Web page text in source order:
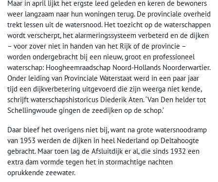
Maar in april lijkt het ergste leed geleden en keren de bewoners
weer langzaam naar hun woningen terug. De provinciale overheid
trekt lessen uit de watersnood. Het toezicht op de waterschappen
wordt verscherpt, het alarmeringssysteem verbeterd en de dijken
– voor zover niet in handen van het Rijk of de provincie –
worden ondergebracht bij een nieuw, groot en professioneel
waterschap: Hoogheemraadschap Noord-Hollands Noorderwartier.
Onder leiding van Provinciale Waterstaat werd in een paar jaar
tijd een dijkverbetering uitgevoerd die zijn weerga niet kende,
schrijft waterschapshistoricus Diederik Aten. ‘Van Den helder tot
Schellingwoude gingen de zeedijken op de schop.’
Daar bleef het overigens niet bij, want na grote watersnoodramp
van 1953 werden de dijken in heel Nederland op Deltahoogte
gebracht. Maar toen lag de Afsluitdijk er al, die sinds 1932 een
extra dam vormde tegen het in stormachtige nachten
oprukkende zeewater.